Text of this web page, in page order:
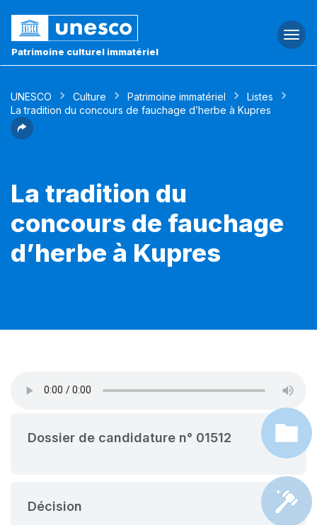
Patrimoine culturel immatériel
UNESCO Culture Patrimoine immatériel
Listes
La tradition du concours de fauchage d’herbe à Kupres
La tradition du
concours de fauchage
d’herbe à Kupres
Dossier de candidature n° 01512
Décision